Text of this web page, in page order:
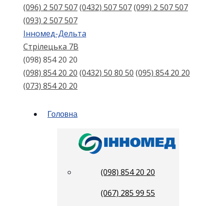
(096) 2 507 507(0432) 507 507(099) 2 507 507
(093) 2 507 507
Інномед-Дельта
Стрілецька 7В
(098) 854 20 20
(098) 854 20 20 (0432) 50 80 50 (095) 854 20 20
(073) 854 20 20
Головна
(098) 854 20 20
(067) 285 99 55